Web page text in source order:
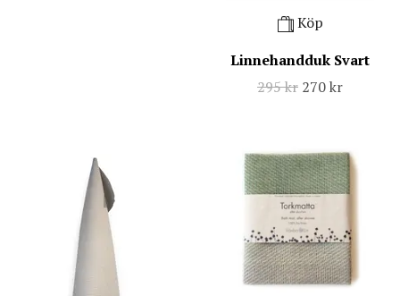
Köp
Linnehandduk Svart
295 kr 270 kr